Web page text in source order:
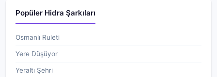
Popüler Hidra Şarkıları
Osmanlı Ruleti
Yere Düşüyor
Yeraltı Şehri